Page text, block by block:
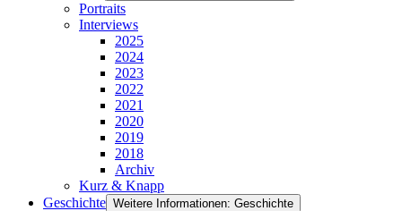
Portraits
Interviews
2025
2024
2023
2022
2021
2020
2019
2018
Archiv
Kurz & Knapp
Geschichte Weitere Informationen: Geschichte